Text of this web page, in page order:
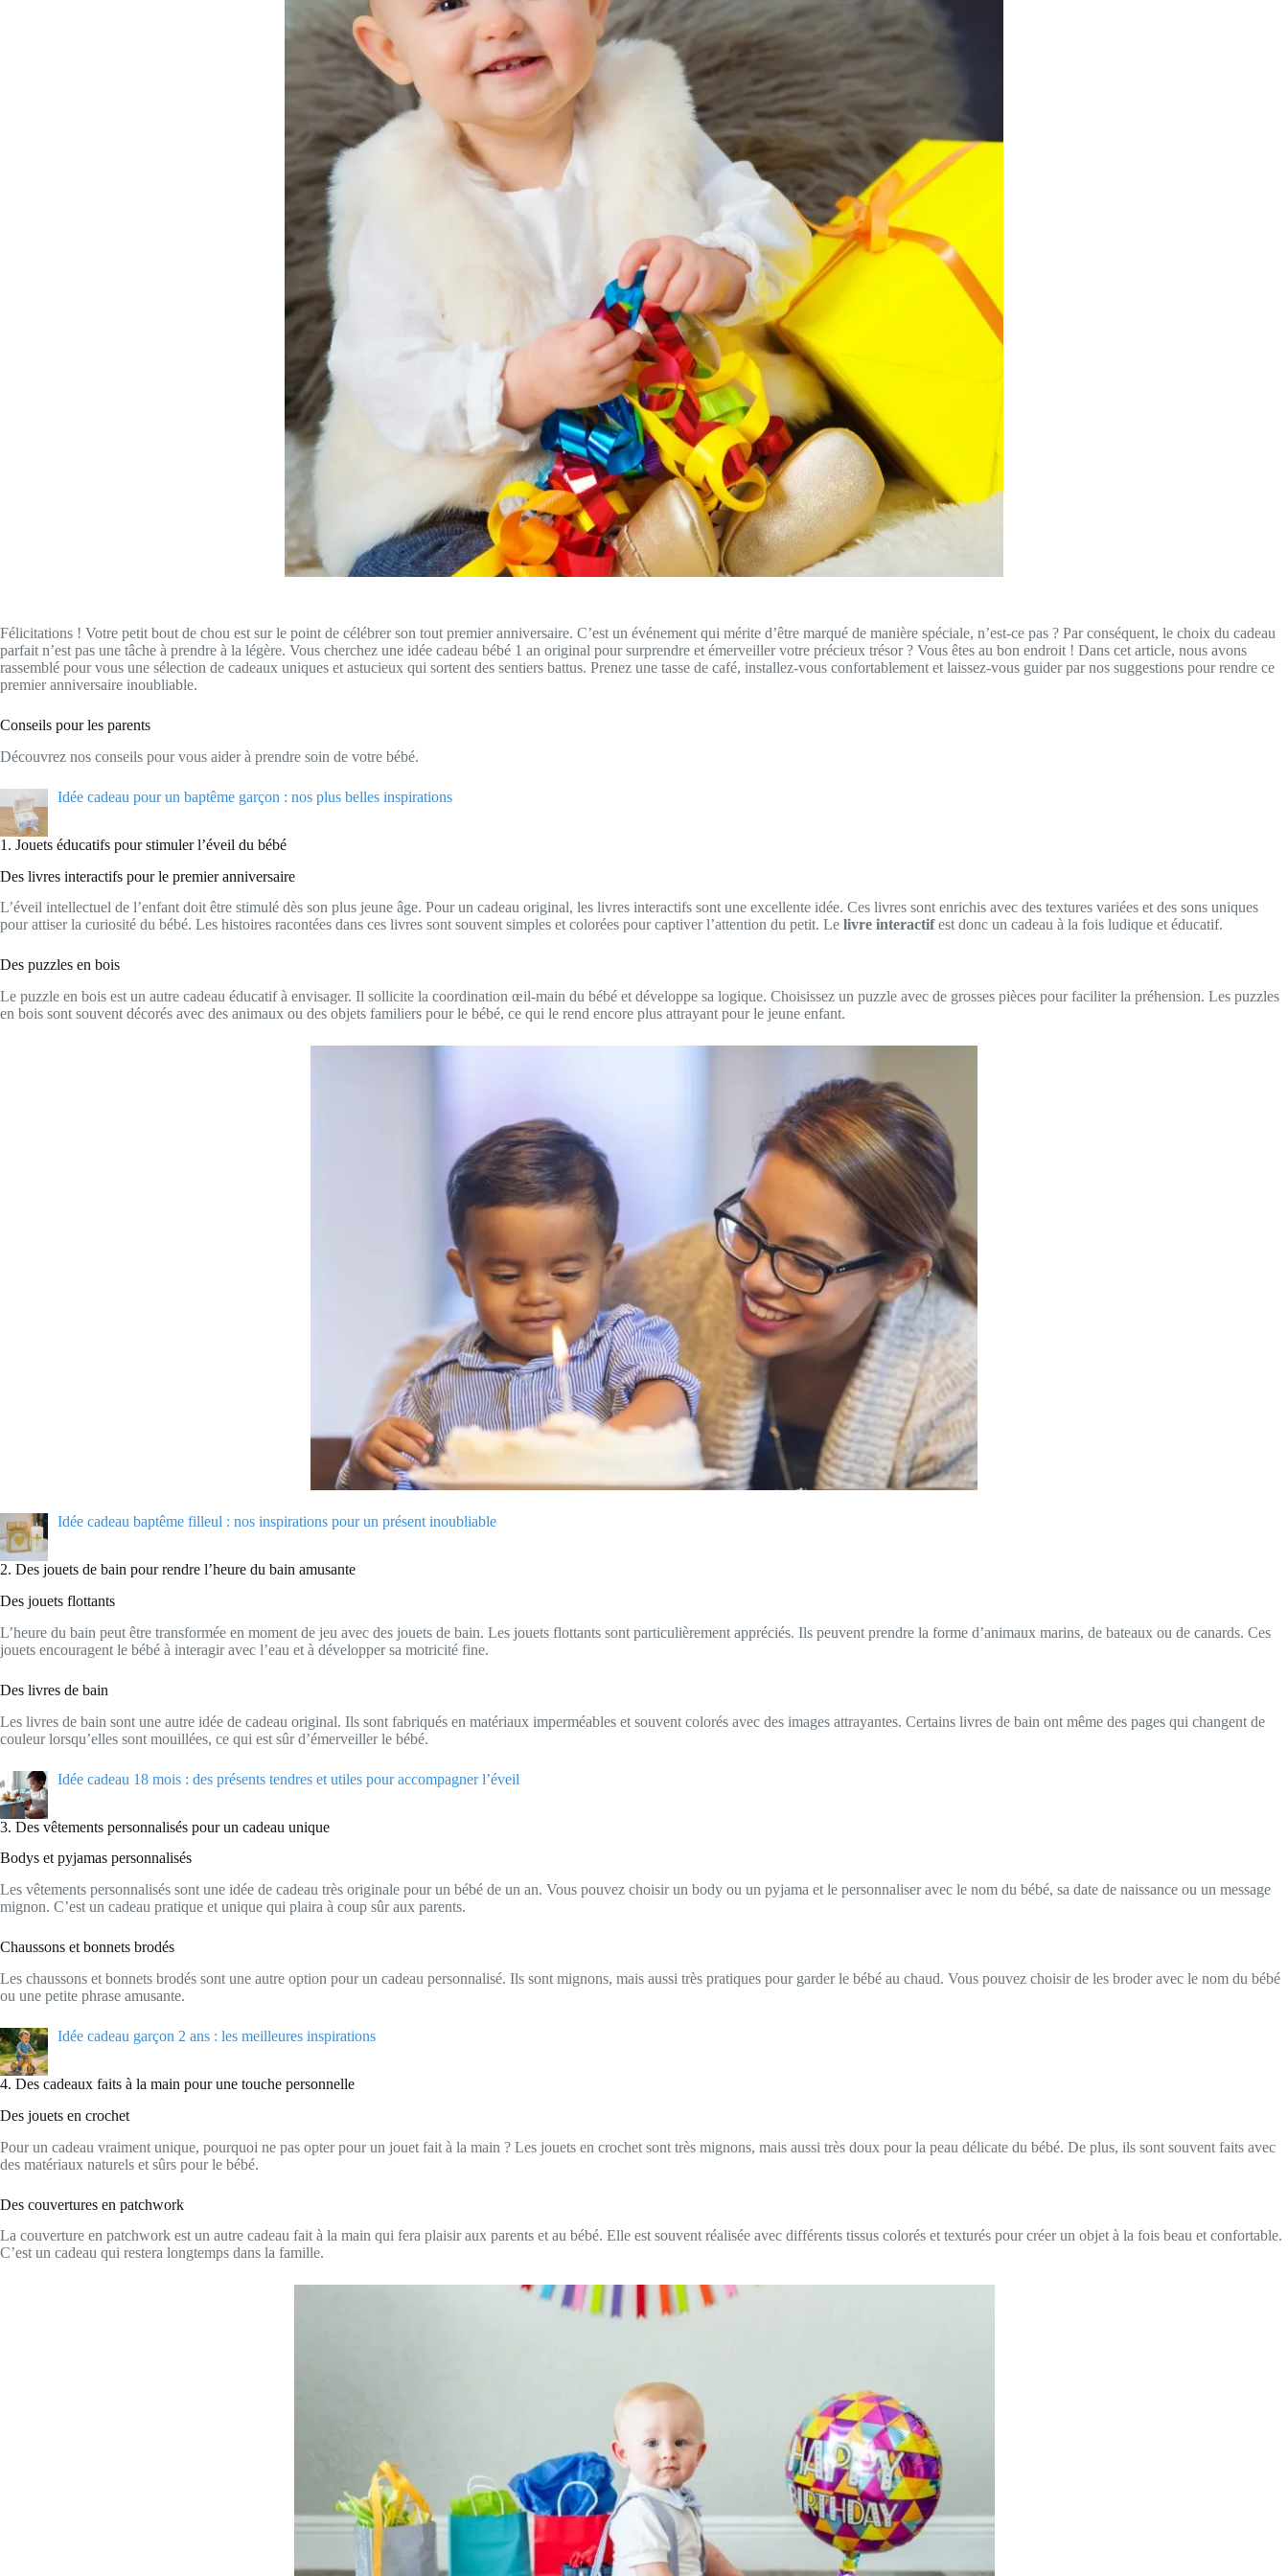
Félicitations ! Votre petit bout de chou est sur le point de célébrer son tout premier anniversaire. C’est un événement qui mérite d’être marqué de manière spéciale, n’est-ce pas ? Par conséquent, le choix du cadeau
parfait n’est pas une tâche à prendre à la légère. Vous cherchez une idée cadeau bébé 1 an original pour surprendre et émerveiller votre précieux trésor ? Vous êtes au bon endroit ! Dans cet article, nous avons
rassemblé pour vous une sélection de cadeaux uniques et astucieux qui sortent des sentiers battus. Prenez une tasse de café, installez-vous confortablement et laissez-vous guider par nos suggestions pour rendre ce
premier anniversaire inoubliable.
Conseils pour les parents
Découvrez nos conseils pour vous aider à prendre soin de votre bébé.
Idée cadeau pour un baptême garçon : nos plus belles inspirations
1. Jouets éducatifs pour stimuler l’éveil du bébé
Des livres interactifs pour le premier anniversaire
L’éveil intellectuel de l’enfant doit être stimulé dès son plus jeune âge. Pour un cadeau original, les livres interactifs sont une excellente idée. Ces livres sont enrichis avec des textures variées et des sons uniques
pour attiser la curiosité du bébé. Les histoires racontées dans ces livres sont souvent simples et colorées pour captiver l’attention du petit. Le livre interactifest donc un cadeau à la fois ludique et éducatif.
Des puzzles en bois
Le puzzle en bois est un autre cadeau éducatif à envisager. Il sollicite la coordination œil-main du bébé et développe sa logique. Choisissez un puzzle avec de grosses pièces pour faciliter la préhension. Les puzzles
en bois sont souvent décorés avec des animaux ou des objets familiers pour le bébé, ce qui le rend encore plus attrayant pour le jeune enfant.
Idée cadeau baptême filleul : nos inspirations pour un présent inoubliable
2. Des jouets de bain pour rendre l’heure du bain amusante
Des jouets flottants
L’heure du bain peut être transformée en moment de jeu avec des jouets de bain. Les jouets flottants sont particulièrement appréciés. Ils peuvent prendre la forme d’animaux marins, de bateaux ou de canards. Ces
jouets encouragent le bébé à interagir avec l’eau et à développer sa motricité fine.
Des livres de bain
Les livres de bain sont une autre idée de cadeau original. Ils sont fabriqués en matériaux imperméables et souvent colorés avec des images attrayantes. Certains livres de bain ont même des pages qui changent de
couleur lorsqu’elles sont mouillées, ce qui est sûr d’émerveiller le bébé.
Idée cadeau 18 mois : des présents tendres et utiles pour accompagner l’éveil
3. Des vêtements personnalisés pour un cadeau unique
Bodys et pyjamas personnalisés
Les vêtements personnalisés sont une idée de cadeau très originale pour un bébé de un an. Vous pouvez choisir un body ou un pyjama et le personnaliser avec le nom du bébé, sa date de naissance ou un message
mignon. C’est un cadeau pratique et unique qui plaira à coup sûr aux parents.
Chaussons et bonnets brodés
Les chaussons et bonnets brodés sont une autre option pour un cadeau personnalisé. Ils sont mignons, mais aussi très pratiques pour garder le bébé au chaud. Vous pouvez choisir de les broder avec le nom du bébé
ou une petite phrase amusante.
Idée cadeau garçon 2 ans : les meilleures inspirations
4. Des cadeaux faits à la main pour une touche personnelle
Des jouets en crochet
Pour un cadeau vraiment unique, pourquoi ne pas opter pour un jouet fait à la main ? Les jouets en crochet sont très mignons, mais aussi très doux pour la peau délicate du bébé. De plus, ils sont souvent faits avec
des matériaux naturels et sûrs pour le bébé.
Des couvertures en patchwork
La couverture en patchwork est un autre cadeau fait à la main qui fera plaisir aux parents et au bébé. Elle est souvent réalisée avec différents tissus colorés et texturés pour créer un objet à la fois beau et confortable.
C’est un cadeau qui restera longtemps dans la famille.